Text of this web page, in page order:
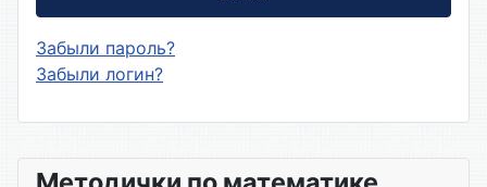
Забыли пароль?
Забыли логин?